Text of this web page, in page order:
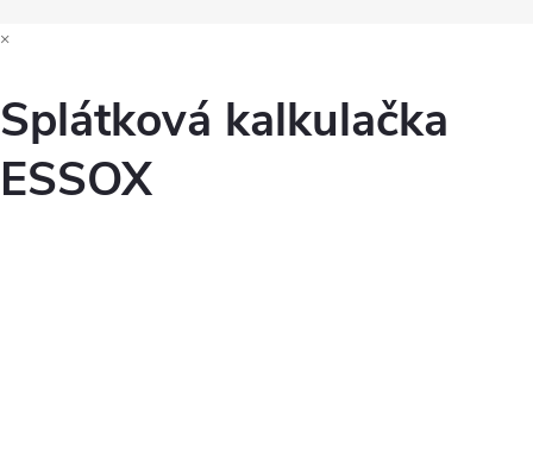
×
Splátková kalkulačka
ESSOX